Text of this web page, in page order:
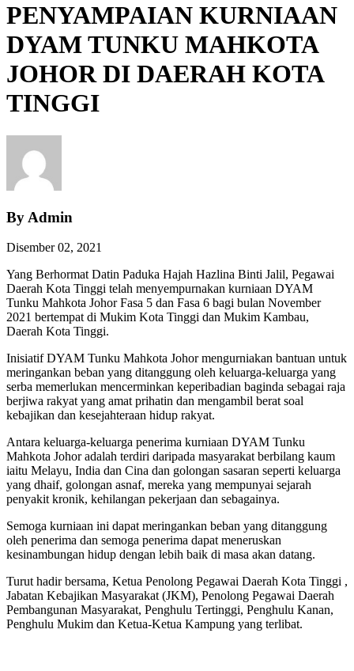
PENYAMPAIAN KURNIAAN
DYAM TUNKU MAHKOTA
JOHOR DI DAERAH KOTA
TINGGI
By Admin
Disember 02, 2021
Yang Berhormat Datin Paduka Hajah Hazlina Binti Jalil, Pegawai
Daerah Kota Tinggi telah menyempurnakan kurniaan DYAM
Tunku Mahkota Johor Fasa 5 dan Fasa 6 bagi bulan November
2021 bertempat di Mukim Kota Tinggi dan Mukim Kambau,
Daerah Kota Tinggi.
Inisiatif DYAM Tunku Mahkota Johor mengurniakan bantuan untuk
meringankan beban yang ditanggung oleh keluarga-keluarga yang
serba memerlukan mencerminkan keperibadian baginda sebagai raja
berjiwa rakyat yang amat prihatin dan mengambil berat soal
kebajikan dan kesejahteraan hidup rakyat.
Antara keluarga-keluarga penerima kurniaan DYAM Tunku
Mahkota Johor adalah terdiri daripada masyarakat berbilang kaum
iaitu Melayu, India dan Cina dan golongan sasaran seperti keluarga
yang dhaif, golongan asnaf, mereka yang mempunyai sejarah
penyakit kronik, kehilangan pekerjaan dan sebagainya.
Semoga kurniaan ini dapat meringankan beban yang ditanggung
oleh penerima dan semoga penerima dapat meneruskan
kesinambungan hidup dengan lebih baik di masa akan datang.
Turut hadir bersama, Ketua Penolong Pegawai Daerah Kota Tinggi ,
Jabatan Kebajikan Masyarakat (JKM), Penolong Pegawai Daerah
Pembangunan Masyarakat, Penghulu Tertinggi, Penghulu Kanan,
Penghulu Mukim dan Ketua-Ketua Kampung yang terlibat.